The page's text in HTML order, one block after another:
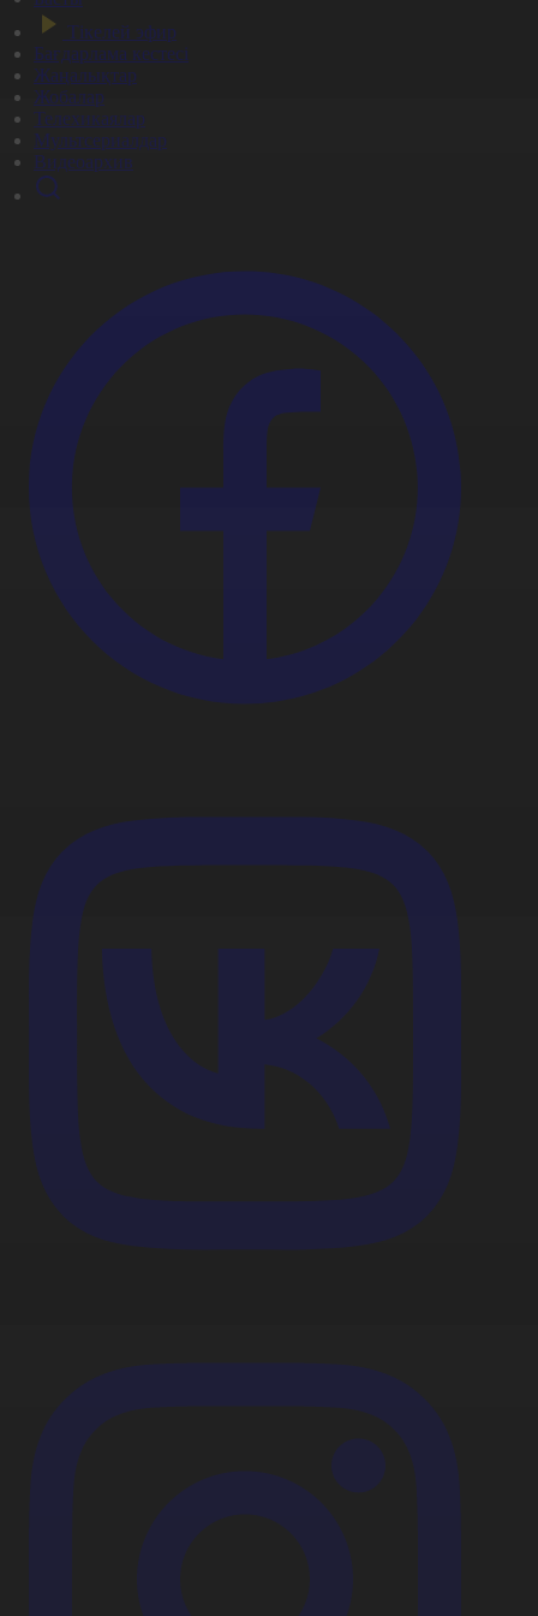
Тікелей эфир
Бағдарлама кестесі
Жаңалықтар
Жобалар
Телехикаялар
Мультсериалдар
Видеоархив